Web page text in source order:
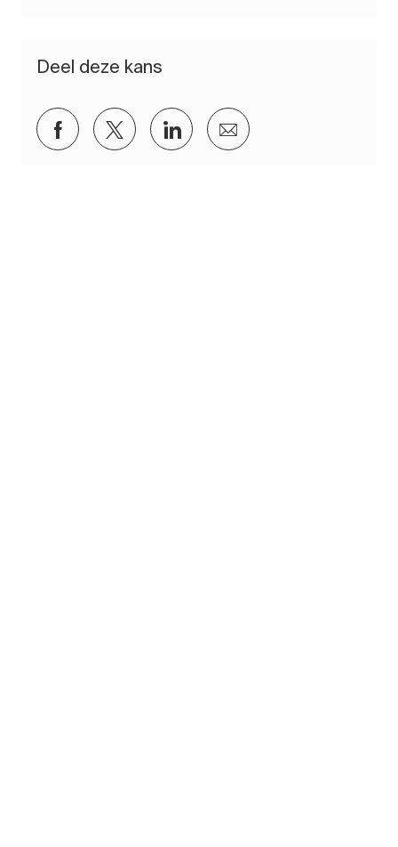
Deel deze kans
Delen via Facebook
Delen via twitter
Delen via LinkedIn
Delen via e-mail